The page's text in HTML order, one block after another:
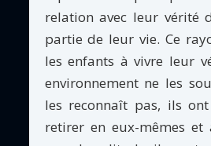
relation avec leur vérité
partie de leur vie. Ce
les enfants à vivre leur
environnement ne les
les reconnaît pas, ils
retirer en eux-mêmes et